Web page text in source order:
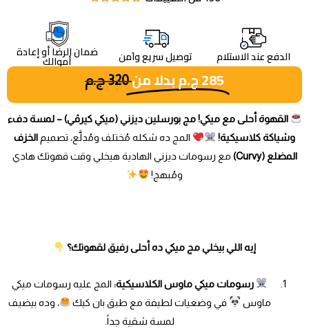
الدفع عند الاستلام توصيل سريع واَمن ضمان الرضا أو إعادة
أموالك
285ج.مبدلا من 320ج.م
القهوة أحلى مع ميكي! مج بورسلين ديزني (ميكي كيرڤي) – لمسة دفء
وشياكة كلاسيكية!
المج ده شكله مُختلف ومُدلَّع، تصميم الخزف
المضلع (Curvy)
مع رسومات ديزني الهادية هيخلي وقت قهوتك هادي
ومُبهج!
إيه اللي بيخلي مج ميكي ده أحلى رفيق لقهوتك؟
رسومات ميكي ماوس الكلاسيكية: المج عليه رسومات ميكي
ماوس
في وضعيات لطيفة مع طبق بان كيك
، وده بيضيف
لمسة شقية جداً.